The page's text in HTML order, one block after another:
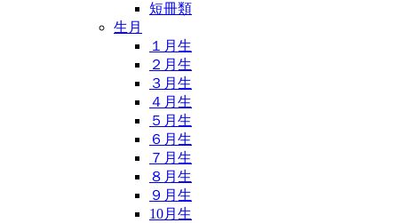
短冊類
生月
１月生
２月生
３月生
４月生
５月生
６月生
７月生
８月生
９月生
10月生